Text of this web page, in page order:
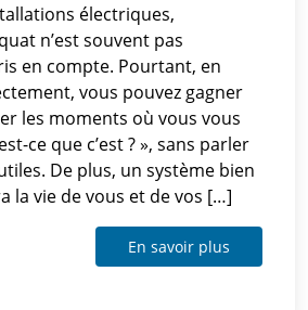
électriques,
n’est souvent pas
en compte. Pourtant, en
vous pouvez gagner
les moments où vous vous
ce que c’est ? », sans parler
De plus, un système bien
la vie de vous et de vos […]
En savoir plus